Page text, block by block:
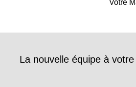
Votre
La nouvelle équipe à